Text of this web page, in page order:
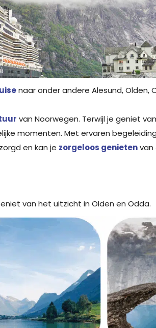
naar onder andere Alesund, Olden,
van Noorwegen. Terwijl je geniet
momenten. Met ervaren
en kan je zorgeloos genietenvan
van het uitzicht in Olden en Odda.